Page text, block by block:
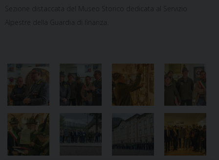
Sezione distaccata del Museo Storico dedicata al Servizio
Alpestre della Guardia di finanza.